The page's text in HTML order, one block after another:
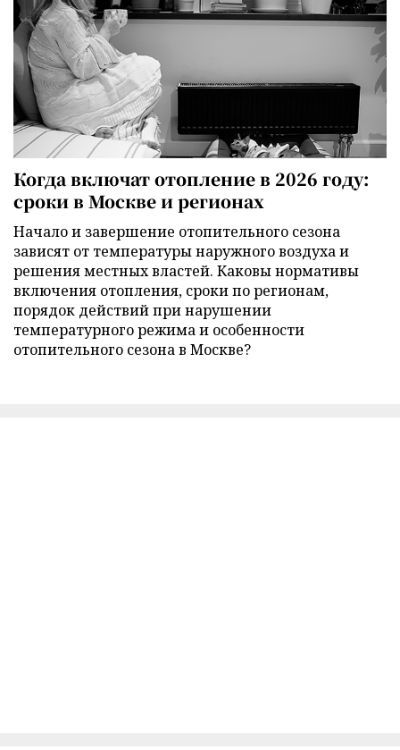
Когда включат отопление в 2026 году:
сроки в Москве и регионах
Начало и завершение отопительного сезона
зависят от температуры наружного воздуха и
решения местных властей. Каковы нормативы
включения отопления, сроки по регионам,
порядок действий при нарушении
температурного режима и особенности
отопительного сезона в Москве?